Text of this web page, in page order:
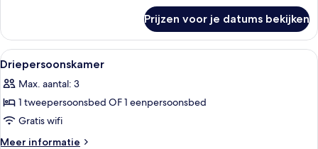
eenpersoonsbedden
laden
1
twee-
of
eenpersoonsbedden
Prijzen voor je datums bekijken
Alle
foto's
voor
Driepersoonskamer
laden
Een eenpersoonsbed met witte
2
Driepersoonskamer
Max. aantal: 3
1 tweepersoonsbed OF 1 eenpersoonsbed
Gratis wifi
Meer informatie
Meer